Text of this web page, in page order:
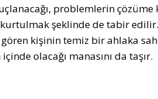
problemlerin çözüme
şeklinde de tabir
gören kişinin temiz bir ahlaka
olacağı manasını da taşır.